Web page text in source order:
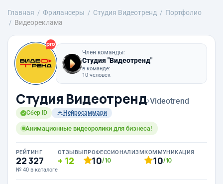
Главная Фрилансеры Студия Видеотренд
Портфолио
Видеореклама
Член команды:
Студия "Видеотренд"
в команде:
10 человек
Студия Видеотренд›Videotrend
Сбер ID Нейросаммари
Анимационные видеоролики для бизнеса!
РЕЙТИНГ
22 327
№ 40 в каталоге
ОТЗЫВЫ
12
ПРОФЕССИОНАЛИЗМ
10/10
КОММУНИКАЦИЯ
10/10